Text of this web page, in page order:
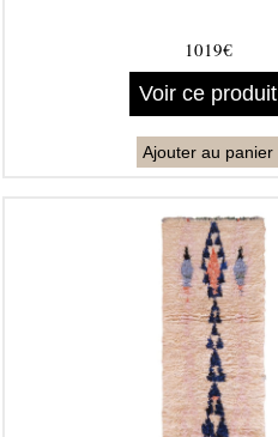
1019€
Voir ce produit
Ajouter au panier